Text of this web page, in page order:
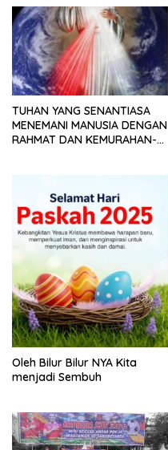
TUHAN YANG SENANTIASA
MENEMANI MANUSIA DENGAN
RAHMAT DAN KEMURAHAN-
Oleh Bilur Bilur NYA Kita
menjadi Sembuh